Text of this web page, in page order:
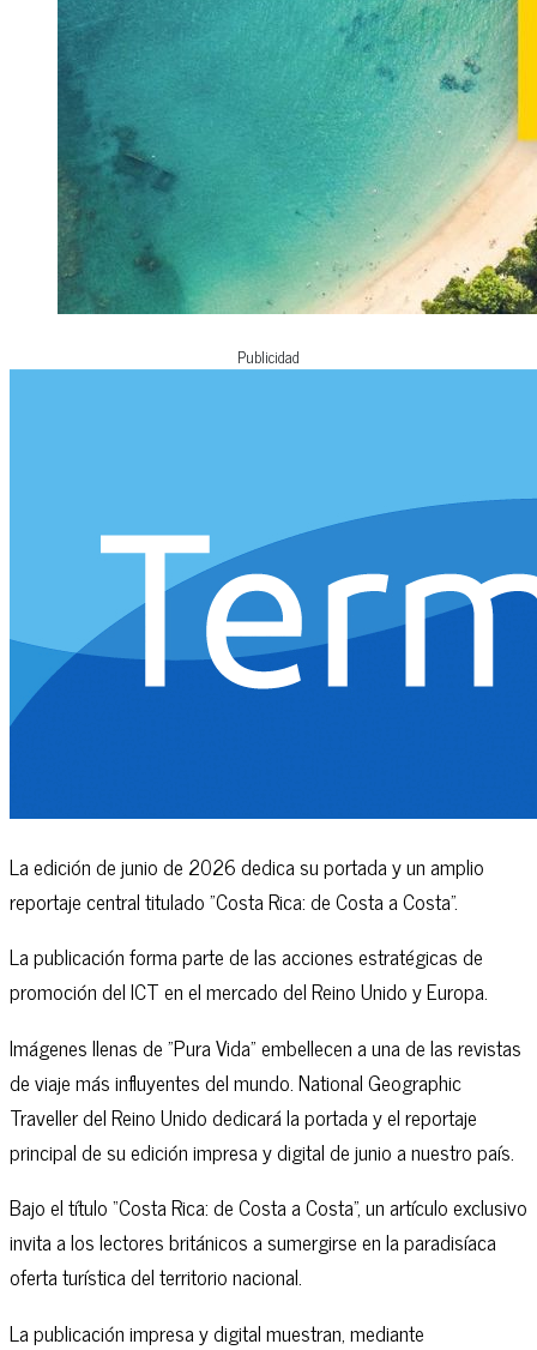
Publicidad
La edición de junio de 2026 dedica su portada y un amplio
reportaje central titulado "Costa Rica: de Costa a Costa".
La publicación forma parte de las acciones estratégicas de
promoción del ICT en el mercado del Reino Unido y Europa.
Imágenes llenas de "Pura Vida" embellecen a una de las revistas
de viaje más influyentes del mundo. National Geographic
Traveller del Reino Unido dedicará la portada y el reportaje
principal de su edición impresa y digital de junio a nuestro país.
Bajo el título “Costa Rica: de Costa a Costa”, un artículo exclusivo
invita a los lectores británicos a sumergirse en la paradisíaca
oferta turística del territorio nacional.
La publicación impresa y digital muestran, mediante